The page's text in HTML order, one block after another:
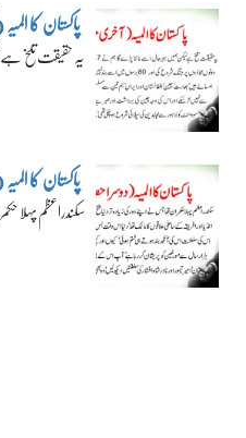
پاکستان کا
یہ حقیقت تلخ
پاکستان کا
سکندراعظم پہلا